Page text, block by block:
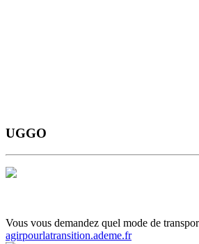
UGGO
Vous vous demandez quel mode de
agirpourlatransition.ademe.fr